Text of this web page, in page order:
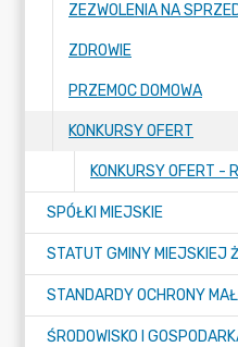
ZDROWIE
PRZEMOC DOMOWA
KONKURSY OFERT
SPÓŁKI MIEJSKIE
STATUT GMINY MIEJSKIEJ
STANDARDY OCHRONY